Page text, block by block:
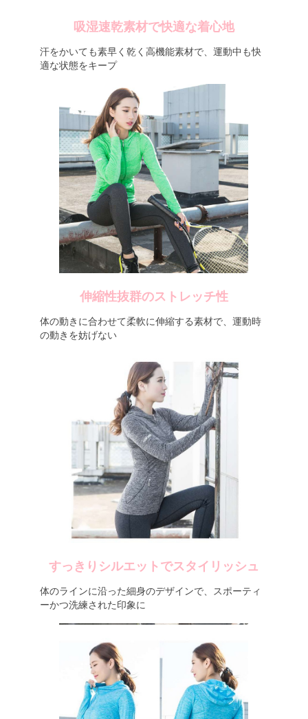
吸湿速乾素材で快適な着心地
汗をかいても素早く乾く高機能素材で、運動中も快
適な状態をキープ
伸縮性抜群のストレッチ性
体の動きに合わせて柔軟に伸縮する素材で、運動時
の動きを妨げない
すっきりシルエットでスタイリッシュ
体のラインに沿った細身のデザインで、スポーティ
ーかつ洗練された印象に